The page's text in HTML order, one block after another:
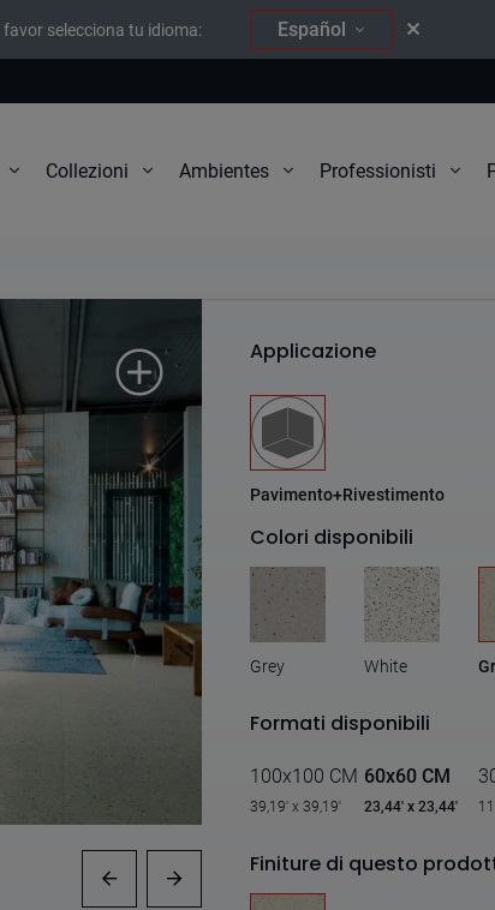
favor selecciona tu idioma: Español
Collezioni Ambientes Professionisti
Applicazione
Pavimento+Rivestimento
Colori disponibili
Grey White
Formati disponibili
100x100 CM
39,19' x 39,19'
60x60 CM
23,44' x 23,44'
Finiture di questo